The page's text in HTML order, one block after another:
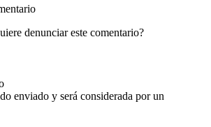
denunciar este comentario?
enviado y será considerada por un